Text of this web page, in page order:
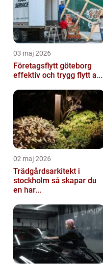
03 maj 2026
Företagsflytt göteborg
effektiv och trygg flytt a...
02 maj 2026
Trädgårdsarkitekt i
stockholm så skapar du
en har...